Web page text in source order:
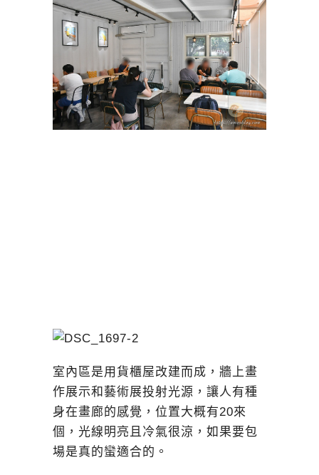
室內區是用貨櫃屋改建而成，牆上畫
作展示和藝術展投射光源，讓人有種
身在畫廊的感覺，位置大概有20來
個，光線明亮且冷氣很涼，如果要包
場是真的蠻適合的。